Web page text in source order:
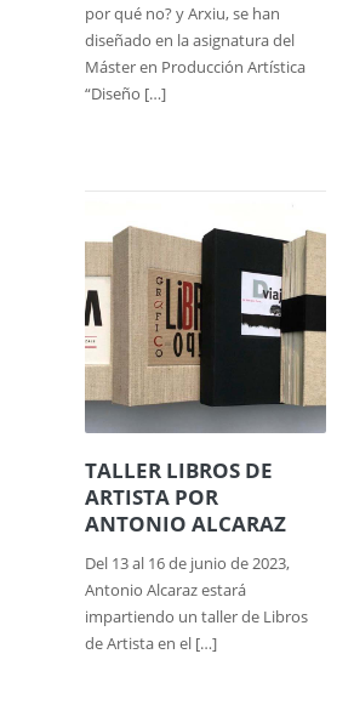
por qué no? y Arxiu, se han
diseñado en la asignatura del
Máster en Producción Artística
“Diseño […]
TALLER LIBROS DE
ARTISTA POR
ANTONIO ALCARAZ
Del 13 al 16 de junio de 2023,
Antonio Alcaraz estará
impartiendo un taller de Libros
de Artista en el […]